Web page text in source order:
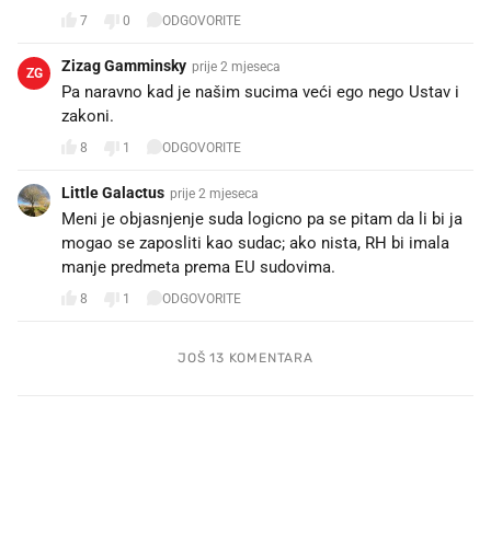
7 0 ODGOVORITE
ZG Zizag Gamminsky prije 2 mjeseca
Pa naravno kad je našim sucima veći ego nego Ustav i
zakoni.
8 1 ODGOVORITE
Little Galactus prije 2 mjeseca
Meni je objasnjenje suda logicno pa se pitam da li bi ja
mogao se zaposliti kao sudac; ako nista, RH bi imala
manje predmeta prema EU sudovima.
8 1 ODGOVORITE
JOŠ 13 KOMENTARA